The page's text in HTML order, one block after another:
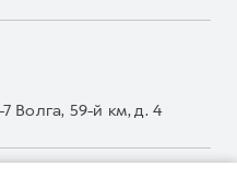
Волга, 59-й км, д. 4